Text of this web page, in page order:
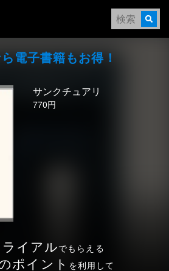
電⼦書籍もお得！
サンクチュアリ
770円
イアルでもらえる
ポイント を利用して